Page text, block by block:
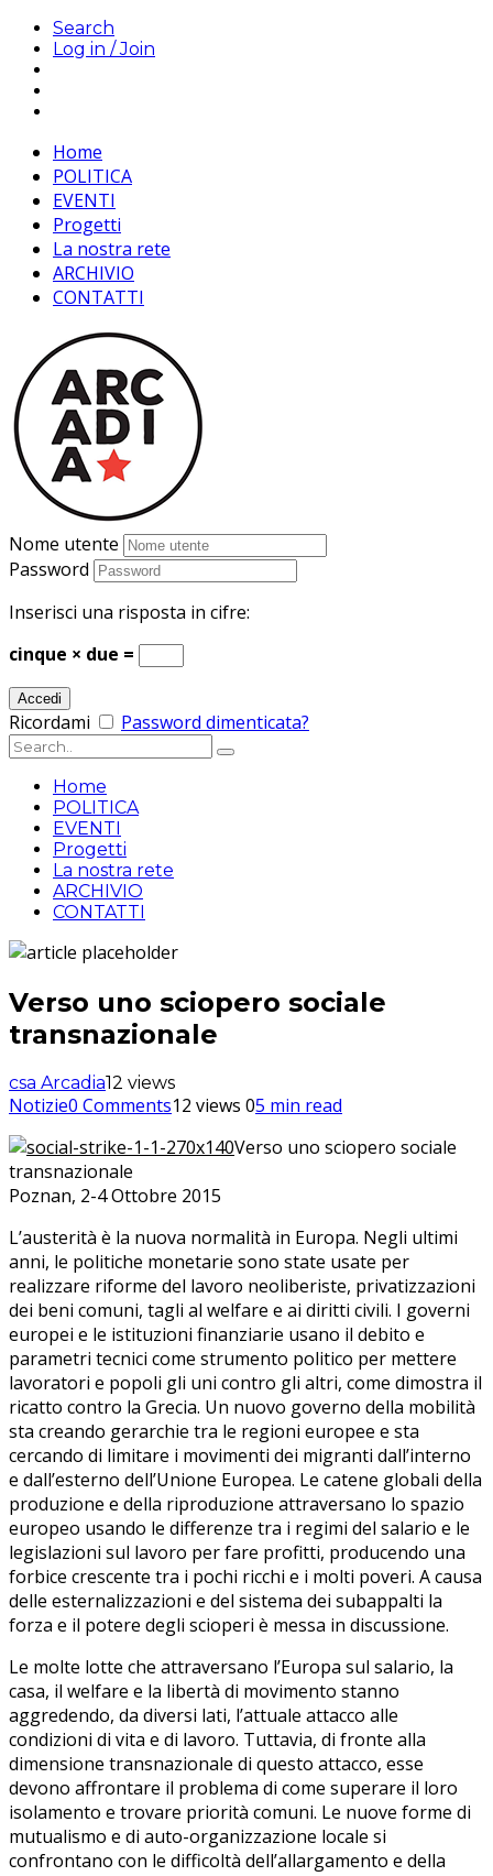
Search
Log in / Join
Home
POLITICA
EVENTI
Progetti
La nostra rete
ARCHIVIO
CONTATTI
Nome utente
Password
Inserisci una risposta in cifre:
cinque × due =
Ricordami Password dimenticata?
Home
POLITICA
EVENTI
Progetti
La nostra rete
ARCHIVIO
CONTATTI
Verso uno sciopero sociale
transnazionale
csa Arcadia12 views
Notizie0 Comments12 views 05 min read
Verso uno sciopero sociale
transnazionale
Poznan, 2-4 Ottobre 2015
L’austerità è la nuova normalità in Europa. Negli ultimi
anni, le politiche monetarie sono state usate per
realizzare riforme del lavoro neoliberiste, privatizzazioni
dei beni comuni, tagli al welfare e ai diritti civili. I governi
europei e le istituzioni finanziarie usano il debito e
parametri tecnici come strumento politico per mettere
lavoratori e popoli gli uni contro gli altri, come dimostra il
ricatto contro la Grecia. Un nuovo governo della mobilità
sta creando gerarchie tra le regioni europee e sta
cercando di limitare i movimenti dei migranti dall’interno
e dall’esterno dell’Unione Europea. Le catene globali della
produzione e della riproduzione attraversano lo spazio
europeo usando le differenze tra i regimi del salario e le
legislazioni sul lavoro per fare profitti, producendo una
forbice crescente tra i pochi ricchi e i molti poveri. A causa
delle esternalizzazioni e del sistema dei subappalti la
forza e il potere degli scioperi è messa in discussione.
Le molte lotte che attraversano l’Europa sul salario, la
casa, il welfare e la libertà di movimento stanno
aggredendo, da diversi lati, l’attuale attacco alle
condizioni di vita e di lavoro. Tuttavia, di fronte alla
dimensione transnazionale di questo attacco, esse
devono affrontare il problema di come superare il loro
isolamento e trovare priorità comuni. Le nuove forme di
mutualismo e di auto-organizzazione locale si
confrontano con le difficoltà dell’allargamento e della